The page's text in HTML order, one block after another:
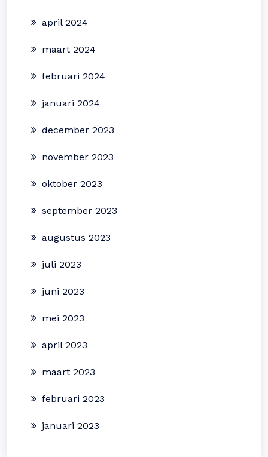
april 2024
maart 2024
februari 2024
januari 2024
december 2023
november 2023
oktober 2023
september 2023
augustus 2023
juli 2023
juni 2023
mei 2023
april 2023
maart 2023
februari 2023
januari 2023